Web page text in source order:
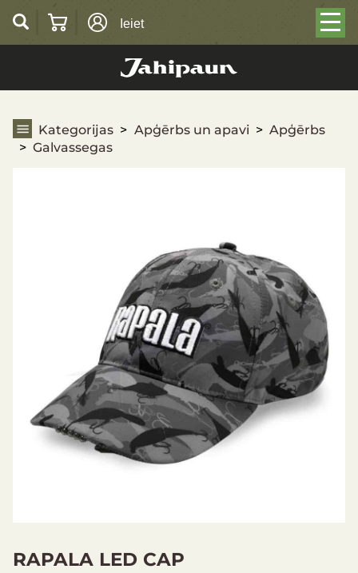
Ieiet
Kategorijas Apģērbs un apavi
Apģērbs
Galvassegas
RAPALA LED CAP